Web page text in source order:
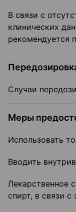
В связи с
клинических
рекомендуется
Случаи
Меры
Использовать
Вводить
Лекарственное
спирт, в связи